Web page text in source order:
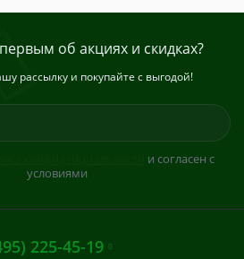
об акциях и скидках?
рассылку и покупайте с выгодой!
и согласен с
условиями
225-45-19